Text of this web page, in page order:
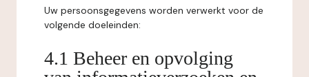
Uw persoonsgegevens worden verwerkt voor de
volgende doeleinden:
4.1 Beheer en opvolging